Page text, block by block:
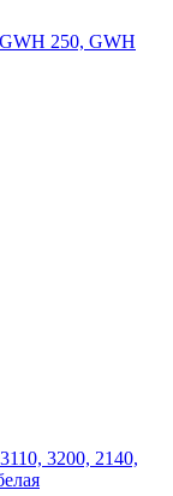
250, GWH
3200, 2140,